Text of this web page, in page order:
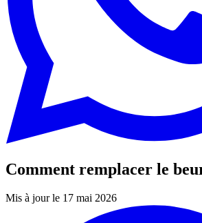
Comment remplacer le
Mis à jour le 17 mai 2026